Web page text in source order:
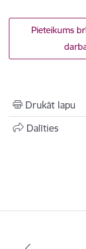
Pieteikums
Drukāt lapu
Dalīties